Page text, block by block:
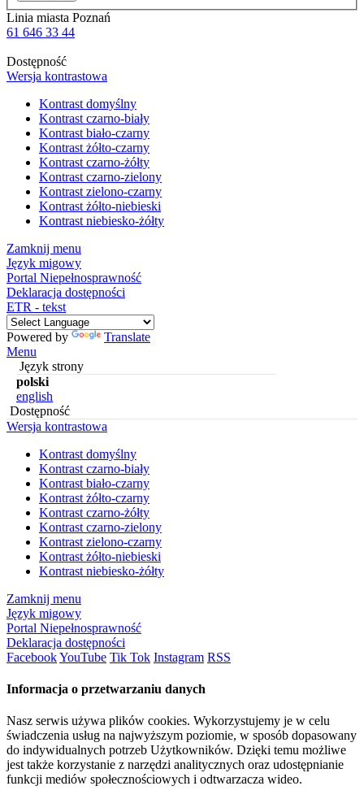
Linia miasta Poznań
61 646 33 44
Dostępność
Wersja kontrastowa
Kontrast domyślny
Kontrast czarno-biały
Kontrast biało-czarny
Kontrast żółto-czarny
Kontrast czarno-żółty
Kontrast czarno-zielony
Kontrast zielono-czarny
Kontrast żółto-niebieski
Kontrast niebiesko-żółty
Zamknij menu
Język migowy
Portal Niepełnosprawność
Deklaracja dostępności
ETR - tekst
Powered by
Translate
Menu
Język strony
polski
english
Dostępność
Wersja kontrastowa
Kontrast domyślny
Kontrast czarno-biały
Kontrast biało-czarny
Kontrast żółto-czarny
Kontrast czarno-żółty
Kontrast czarno-zielony
Kontrast zielono-czarny
Kontrast żółto-niebieski
Kontrast niebiesko-żółty
Zamknij menu
Język migowy
Portal Niepełnosprawność
Deklaracja dostępności
FacebookYouTube Tik Tok Instagram RSS
Informacja o przetwarzaniu danych
Nasz serwis używa plików cookies. Wykorzystujemy je w celu
świadczenia usług na najwyższym poziomie, w sposób dopasowany
do indywidualnych potrzeb Użytkowników. Dzięki temu możliwe
jest także korzystanie z narzędzi analitycznych oraz udostępnianie
funkcji mediów społecznościowych i odtwarzacza wideo.